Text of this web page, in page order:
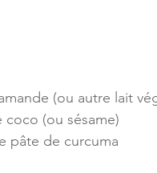
(ou autre lait
coco (ou sésame)
pâte de curcuma